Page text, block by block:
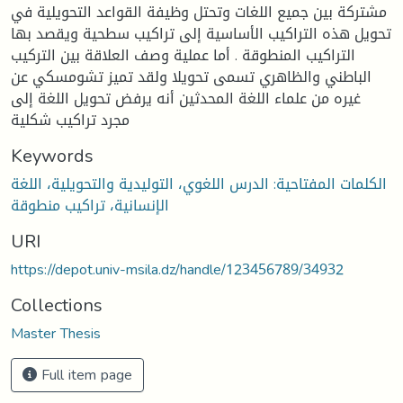
مشتركة بين جميع اللغات وتحتل وظيفة القواعد التحويلية في
تحويل هذه التراكيب الأساسية إلى تراكيب سطحية ويقصد بها
التراكيب المنطوقة . أما عملية وصف العلاقة بين التركيب
الباطني والظاهري تسمى تحويلا ولقد تميز تشومسكي عن
غيره من علماء اللغة المحدثين أنه يرفض تحويل اللغة إلى
مجرد تراكيب شكلية
Keywords
الكلمات المفتاحية: الدرس اللغوي، التوليدية والتحويلية، اللغة
الإنسانية، تراكيب منطوقة
URI
https://depot.univ-msila.dz/handle/123456789/34932
Collections
Master Thesis
Full item page